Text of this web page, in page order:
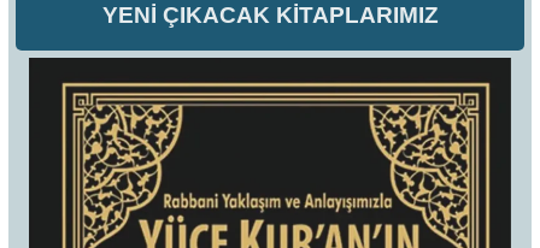
YENİ ÇIKACAK KİTAPLARIMIZ